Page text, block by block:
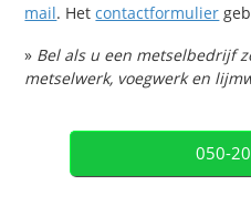
mail. Hetcontactformulier
» Bel als u een metselbedrijf
metselwerk, voegwerk en
050-